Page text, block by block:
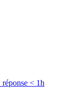
réponse < 1h